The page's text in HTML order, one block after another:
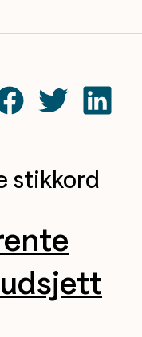
stikkord